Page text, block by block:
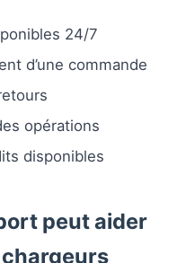
24/7
d’une commande
opérations
disponibles
peut aider